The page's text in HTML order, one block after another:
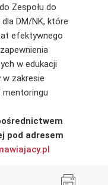
Zespołu do
DM/NK, które
efektywnego
w edukacji
zakresie
pod adresem